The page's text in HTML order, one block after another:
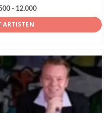
- 12.000
ARTISTEN